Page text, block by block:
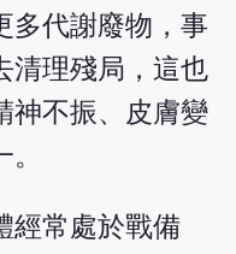
多代謝廢物，事
清理殘局，這也
神不振、皮膚變
經常處於戰備